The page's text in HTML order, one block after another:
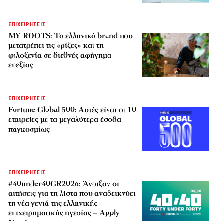
ΕΠΙΧΕΙΡΗΣΕΙΣ
MY ROOTS: Το ελληνικό brand που
μετατρέπει τις «ρίζες» και τη
φιλοξενία σε διεθνές αφήγημα
ευεξίας
ΕΠΙΧΕΙΡΗΣΕΙΣ
Fortune Global 500: Αυτές είναι οι 10
εταιρείες με τα μεγαλύτερα έσοδα
παγκοσμίως
ΕΠΙΧΕΙΡΗΣΕΙΣ
#40under40GR2026: Άνοιξαν οι
αιτήσεις για τη λίστα που αναδεικνύει
τη νέα γενιά της ελληνικής
επιχειρηματικής ηγεσίας – Apply